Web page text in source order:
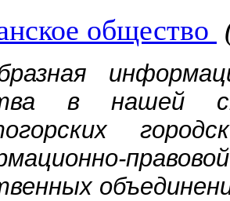
общество
в нашей